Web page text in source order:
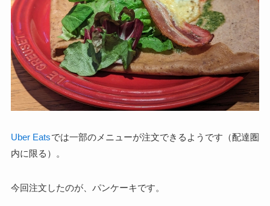
Uber Eatsでは一部のメニューが注文できるようです（配達圏
内に限る）。
今回注文したのが、パンケーキです。